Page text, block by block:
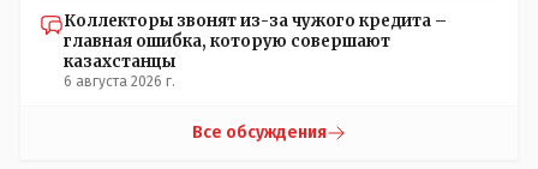
Коллекторы звонят из-за чужого кредита –
главная ошибка, которую совершают
казахстанцы
6 августа 2026 г.
Все обсуждения